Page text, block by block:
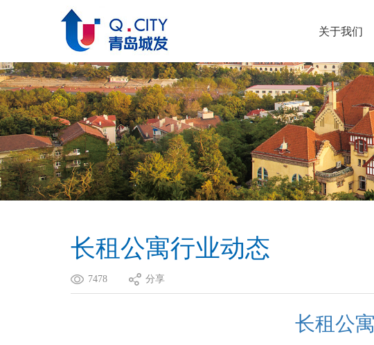
关于我们
长租公寓行业动态
7478 分享
长租公寓